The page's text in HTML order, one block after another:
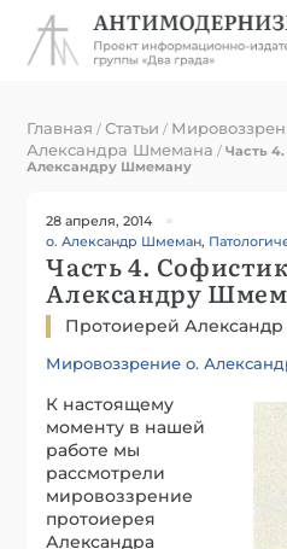
Главная /Статьи /
Александра Шмемана /Часть
Александру Шмеману
28 апреля, 2014
о. Александр Шмеман,
Часть 4.
Александру
Протоиерей
Мировоззрение о.
К настоящему
моменту в нашей
работе мы
рассмотрели
мировоззрение
протоиерея
Александра